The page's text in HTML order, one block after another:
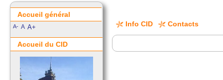
Info CID Contacts
Accueil général
A- A A+
Accueil du CID